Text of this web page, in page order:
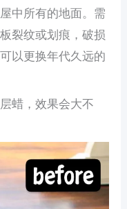
中所有的地面。需
裂纹或划痕，破损
以更换年代久远的
蜡，效果会大不